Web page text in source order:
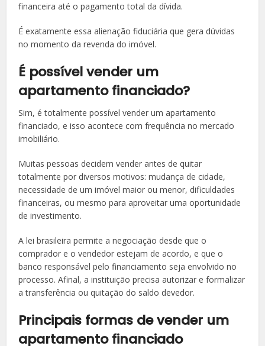
financeira até o pagamento total da dívida.
É exatamente essa alienação fiduciária que gera dúvidas
no momento da revenda do imóvel.
É possível vender um
apartamento financiado?
Sim, é totalmente possível vender um apartamento
financiado, e isso acontece com frequência no mercado
imobiliário.
Muitas pessoas decidem vender antes de quitar
totalmente por diversos motivos: mudança de cidade,
necessidade de um imóvel maior ou menor, dificuldades
financeiras, ou mesmo para aproveitar uma oportunidade
de investimento.
A lei brasileira permite a negociação desde que o
comprador e o vendedor estejam de acordo, e que o
banco responsável pelo financiamento seja envolvido no
processo. Afinal, a instituição precisa autorizar e formalizar
a transferência ou quitação do saldo devedor.
Principais formas de vender um
apartamento financiado